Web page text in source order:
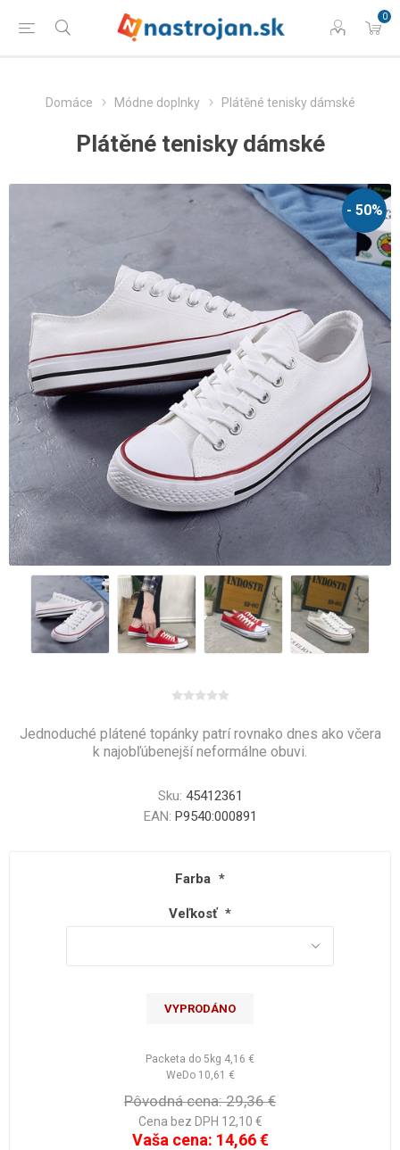
0
Domáce Módne doplnky Plátěné tenisky dámské
Plátěné tenisky dámské
- 50%
Jednoduché plátené topánky patrí rovnako dnes ako včera
k najobľúbenejší neformálne obuvi.
Sku: 45412361
EAN: P9540:000891
Farba *
Veľkosť *
VYPRODÁNO
Packeta do 5kg 4,16 €
WeDo 10,61 €
Pôvodná cena: 29,36 €
Cena bez DPH 12,10 €
Vaša cena: 14,66 €